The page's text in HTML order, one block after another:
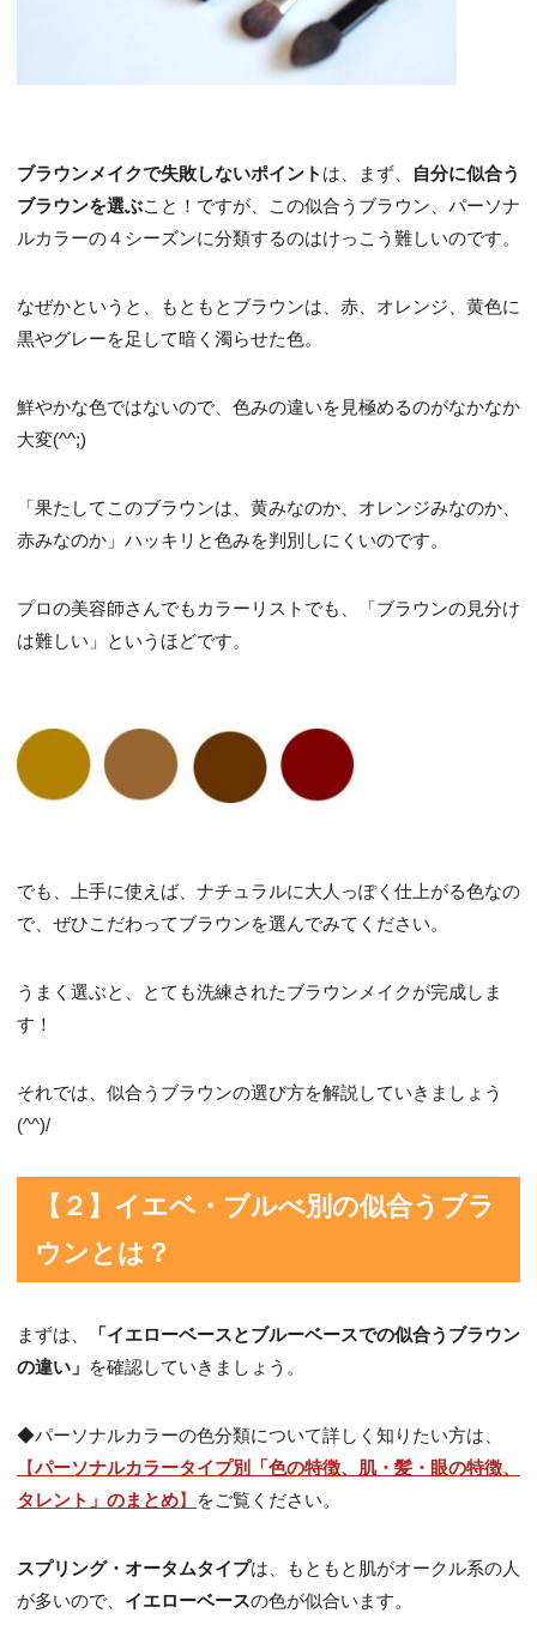
ブラウンメイクで失敗しないポイント は、まず、
自分に似合う
ブラウンを選ぶこと！ですが、この似合うブラウン、パーソナ
ルカラーの４シーズンに分類するのはけっこう難しいのです。
なぜかというと、もともとブラウンは、赤、オレンジ、黄色に
黒やグレーを足して暗く濁らせた色。
鮮やかな色ではないので、色みの違いを見極めるのがなかなか
大変(^^;)
「果たしてこのブラウンは、黄みなのか、オレンジみなのか、
赤みなのか」ハッキリと色みを判別しにくいのです。
プロの美容師さんでもカラーリストでも、「ブラウンの見分け
は難しい」というほどです。
でも、上手に使えば、ナチュラルに大人っぽく仕上がる色なの
で、ぜひこだわってブラウンを選んでみてください。
うまく選ぶと、とても洗練されたブラウンメイクが完成しま
す！
それでは、似合うブラウンの選び方を解説していきましょう
(^^)/
【２】イエベ・ブルべ別の似合うブラ
ウン とは？
まずは、
「イエローベースとブルーベースでの似合うブラウン
の違い」 を確認していきましょう。
◆パーソナルカラーの色分類について詳しく知りたい方は、
【パーソナルカラータイプ別「色の特徴、肌・髪・眼の特徴、
タレント」のまとめ】 をご覧ください。
スプリング・オータムタイプは、もともと肌がオークル系の人
が多いので、 イエローベースの色が似合います。